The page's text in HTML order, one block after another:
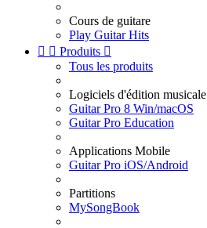
Cours de guitare
Play Guitar Hits
  Produits 
Tous les produits
Logiciels d'édition musicale
Guitar Pro 8 Win/macOS
Guitar Pro Education
Applications Mobile
Guitar Pro iOS/Android
Partitions
MySongBook